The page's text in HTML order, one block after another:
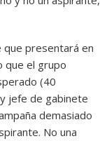
que presentará en
que el grupo
(40
jefe de gabinete
demasiado
No una